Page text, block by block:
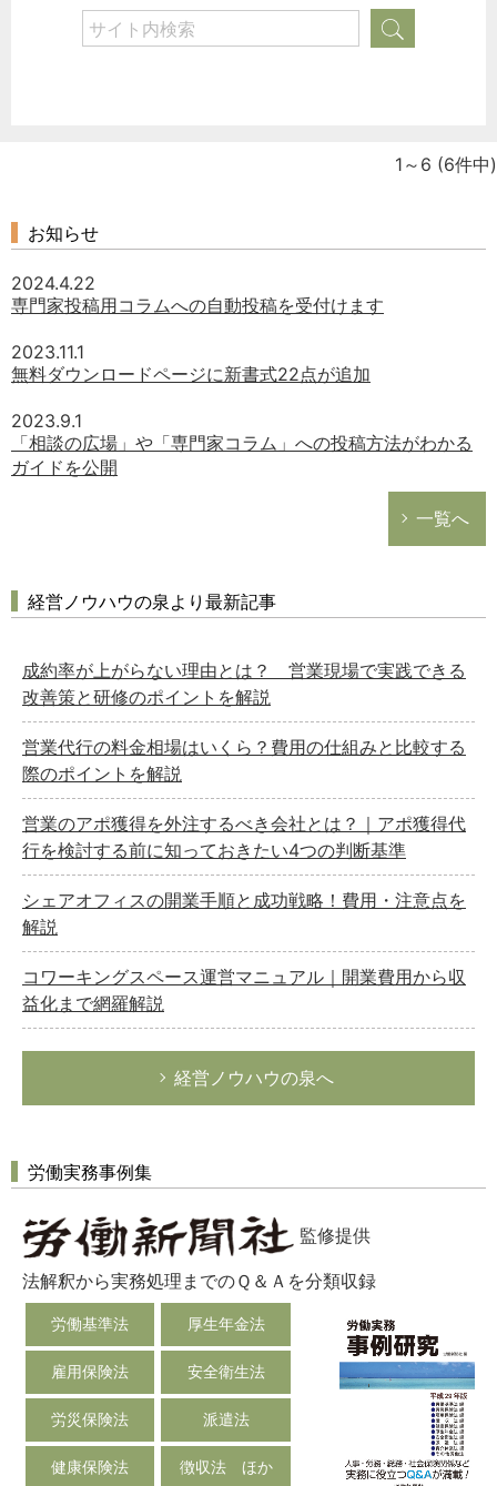
1～6 (6件中)
お知らせ
2024.4.22
専門家投稿用コラムへの自動投稿を受付けます
2023.11.1
無料ダウンロードページに新書式22点が追加
2023.9.1
「相談の広場」や「専門家コラム」への投稿方法がわかる
ガイドを公開
一覧へ
経営ノウハウの泉より最新記事
成約率が上がらない理由とは？ 営業現場で実践できる
改善策と研修のポイントを解説
営業代行の料金相場はいくら？費用の仕組みと比較する
際のポイントを解説
営業のアポ獲得を外注するべき会社とは？｜アポ獲得代
行を検討する前に知っておきたい4つの判断基準
シェアオフィスの開業手順と成功戦略！費用・注意点を
解説
コワーキングスペース運営マニュアル｜開業費用から収
益化まで網羅解説
経営ノウハウの泉へ
労働実務事例集
監修提供
法解釈から実務処理までのＱ＆Ａを分類収録
労働基準法 厚生年金法
雇用保険法 安全衛生法
労災保険法 派遣法
健康保険法 徴収法 ほか